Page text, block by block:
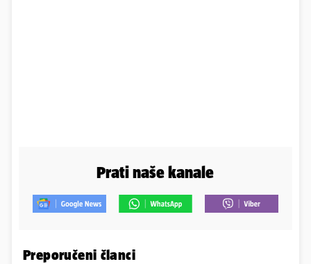
Prati naše kanale
Preporučeni članci